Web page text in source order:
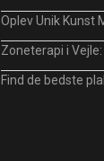
Oplev Unik Kunst
Zoneterapi i
Find de bedste